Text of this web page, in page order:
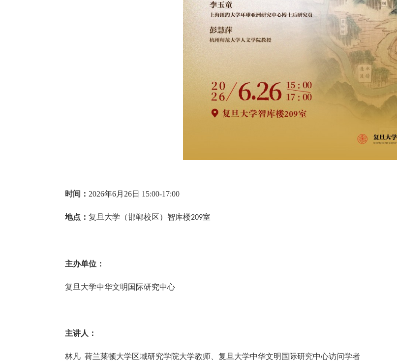
时间： 2026年6月26日 15:00-17:00
地点： 复旦大学（邯郸校区）智库楼209室
主办单位：
复旦大学中华文明国际研究中心
主讲人：
林凡 荷兰莱顿大学区域研究学院大学教师、复旦大学中华文明国际研究中心访问学者